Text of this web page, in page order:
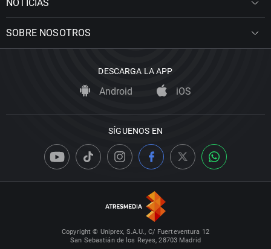
NOTICIAS
SOBRE NOSOTROS
DESCARGA LA APP
Android iOS
SÍGUENOS EN
Copyright © Uniprex, S.A.U., C/ Fuerteventura 12
San Sebastián de los Reyes, 28703 Madrid